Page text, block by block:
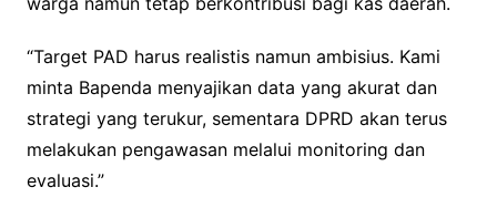
“Target PAD harus realistis namun ambisius. Kami
minta Bapenda menyajikan data yang akurat dan
strategi yang terukur, sementara DPRD akan terus
melakukan pengawasan melalui monitoring dan
evaluasi.”